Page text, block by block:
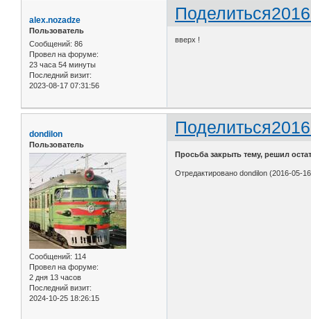
Поделиться
alex.nozadze
Пользователь
Сообщений: 86
Провел на форуме:
23 часа 54 минуты
Последний визит:
2023-08-17 07:31:56
вверх !
Поделиться
dondilon
Пользователь
Сообщений: 114
Провел на форуме:
2 дня 13 часов
Последний визит:
2024-10-25 18:26:15
Просьба закрыть тему, решил
Отредактировано dondilon (2016-05-